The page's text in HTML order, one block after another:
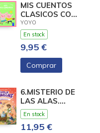
MIS CUENTOS
CLASICOS CON
TEXTURAS.
LOS TRES
CERDIT
YOYO
En stock
9,95 €
Comprar
6.MISTERIO DE
LAS ALAS.
(LITTLE
DRAGONS)
En stock
11,95 €